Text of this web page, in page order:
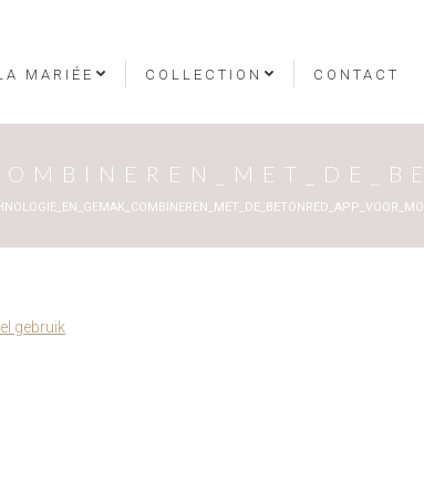
MARIÉE COLLECTION CONTACT
gebruik